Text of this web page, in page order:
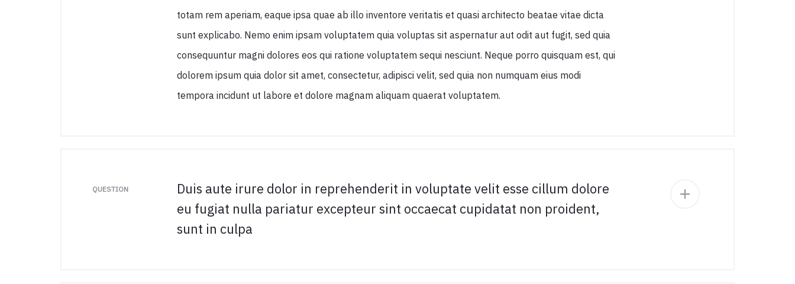
totam rem aperiam, eaque ipsa quae ab illo inventore veritatis et quasi architecto beatae vitae dicta
sunt explicabo. Nemo enim ipsam voluptatem quia voluptas sit aspernatur aut odit aut fugit, sed quia
consequuntur magni dolores eos qui ratione voluptatem sequi nesciunt. Neque porro quisquam est, qui
dolorem ipsum quia dolor sit amet, consectetur, adipisci velit, sed quia non numquam eius modi
tempora incidunt ut labore et dolore magnam aliquam quaerat voluptatem.
QUESTION
Duis aute irure dolor in reprehenderit in voluptate velit esse cillum dolore
eu fugiat nulla pariatur excepteur sint occaecat cupidatat non proident,
sunt in culpa